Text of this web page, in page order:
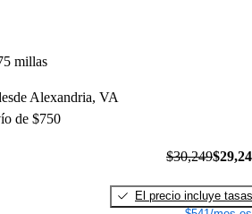
millas
Alexandria, VA
de $750
$30,249
El precio incluye tasas